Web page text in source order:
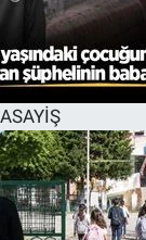
ASAYİŞ
EĞİTİM
ÖZEL
HALK54